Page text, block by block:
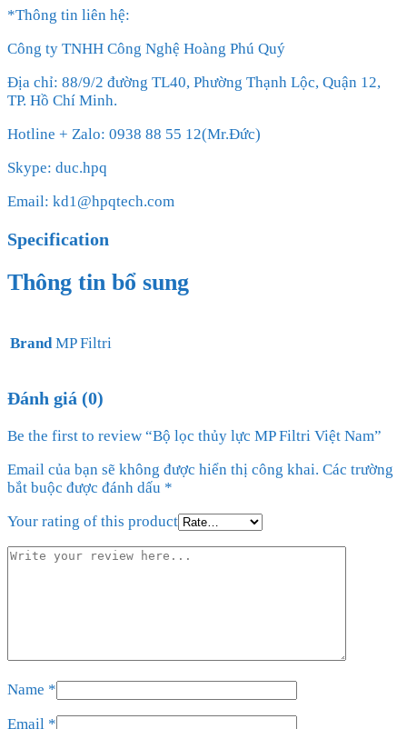
*Thông tin liên hệ:
Công ty TNHH Công Nghệ Hoàng Phú Quý
Địa chỉ: 88/9/2 đường TL40, Phường Thạnh Lộc, Quận 12,
TP. Hồ Chí Minh.
Hotline + Zalo: 0938 88 55 12(Mr.Đức)
Skype: duc.hpq
Email: kd1@hpqtech.com
Specification
Thông tin bổ sung
Brand MP Filtri
Đánh giá (0)
Be the first to review “Bộ lọc thủy lực MP Filtri Việt Nam”
Email của bạn sẽ không được hiển thị công khai. Các trường
bắt buộc được đánh dấu *
Your rating of this product
Name *
Email *